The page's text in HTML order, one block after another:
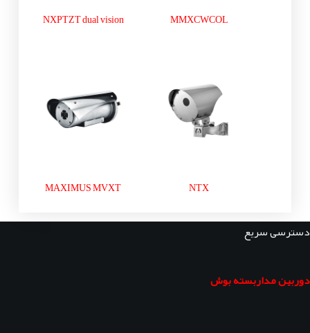
MMXCWCOL
NXPTZT dual vision
NTX
MAXIMUS MVXT
دسترسی سریع
دوربین مداربسته بوش